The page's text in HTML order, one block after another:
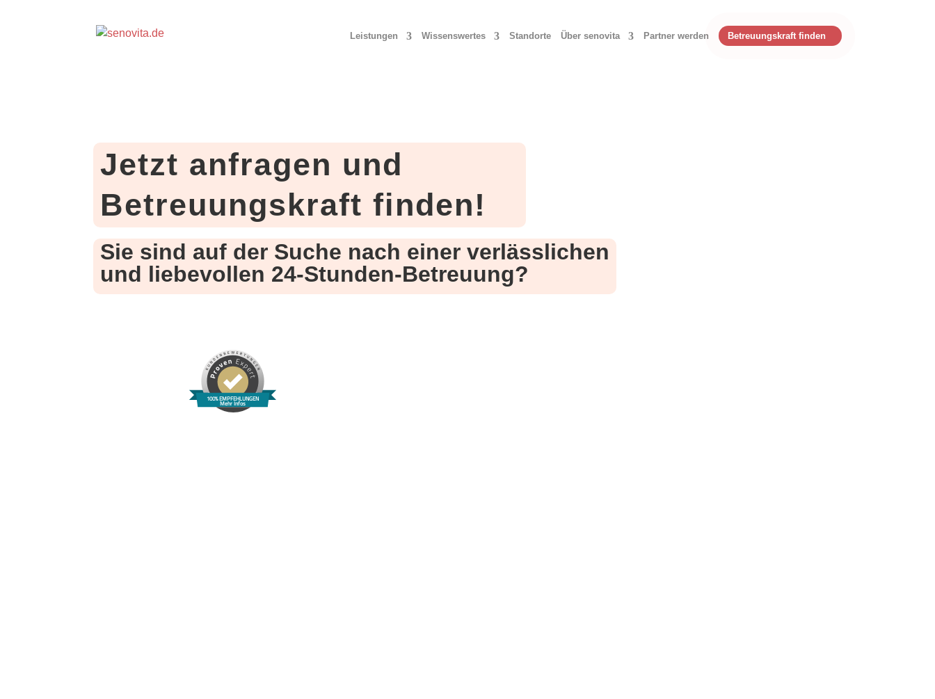
Leistungen Wissenswertes Standorte Über senovita Partner werden Betreuungskraft finden
Jetzt anfragen und
Betreuungskraft finden!
Sie sind auf der Suche nach einer verlässlichen
und liebevollen 24-Stunden-Betreuung?
100% EMPFEHLUNGEN
Mehr Infos